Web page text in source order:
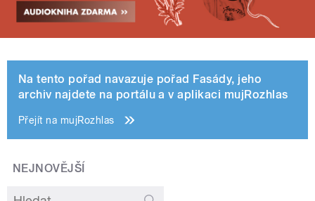
Na tento pořad navazuje pořad Fasády, jeho
archiv najdete na portálu a v aplikaci mujRozhlas
Přejít na mujRozhlas
NEJNOVĚJŠÍ